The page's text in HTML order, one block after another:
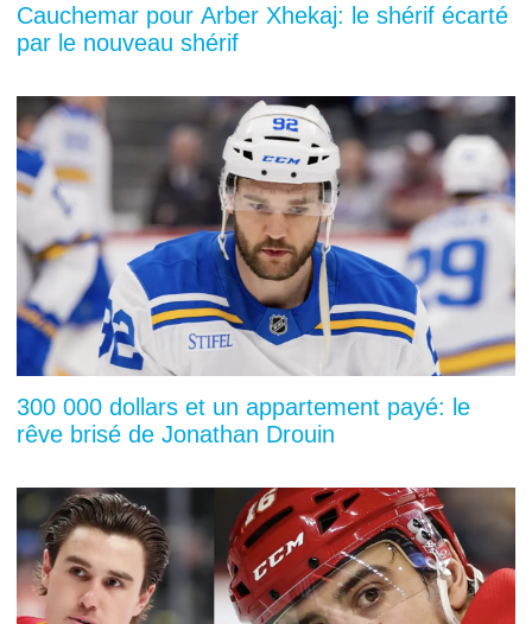
Cauchemar pour Arber Xhekaj: le shérif écarté
par le nouveau shérif
300 000 dollars et un appartement payé: le
rêve brisé de Jonathan Drouin